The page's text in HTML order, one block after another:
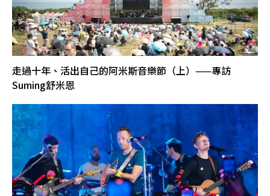
走過十年、活出自己的阿米斯音樂節（上）——專訪
Suming舒米恩